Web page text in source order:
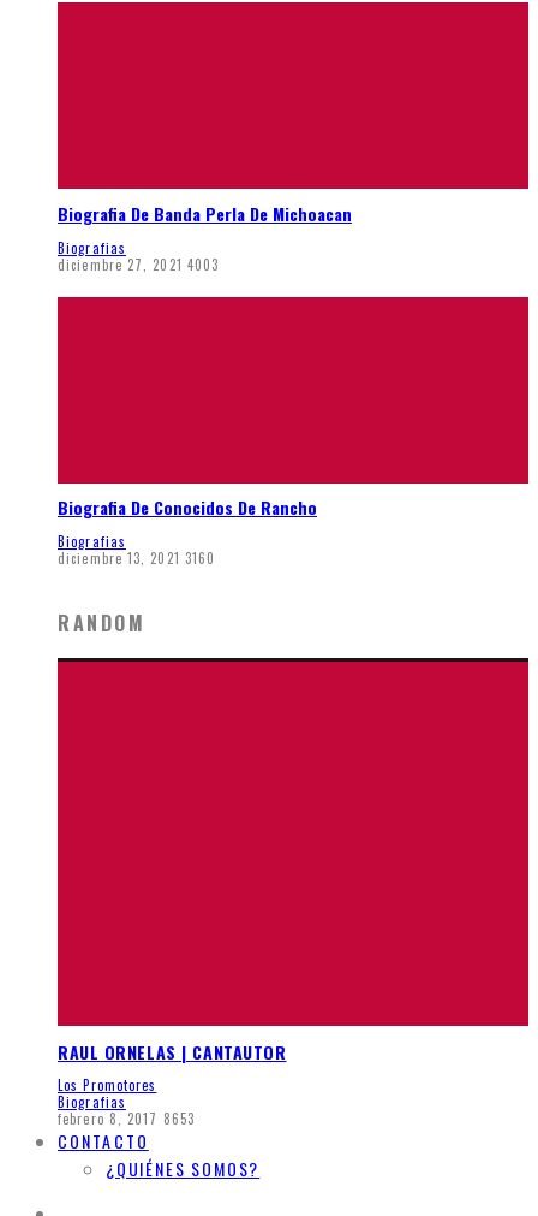
Biografia De Banda Perla De Michoacan
Biografias
diciembre 27, 2021 4003
Biografia De Conocidos De Rancho
Biografias
diciembre 13, 2021 3160
RANDOM
RAUL ORNELAS | CANTAUTOR
Los Promotores
Biografias
febrero 8, 2017 8653
CONTACTO
¿QUIÉNES SOMOS?